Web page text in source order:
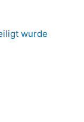
wurde